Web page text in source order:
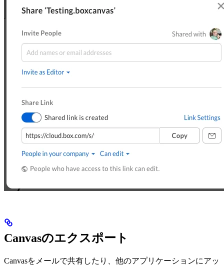
Canvasのエクスポート
Canvasをメールで共有したり、他のアプリケーションにアッ